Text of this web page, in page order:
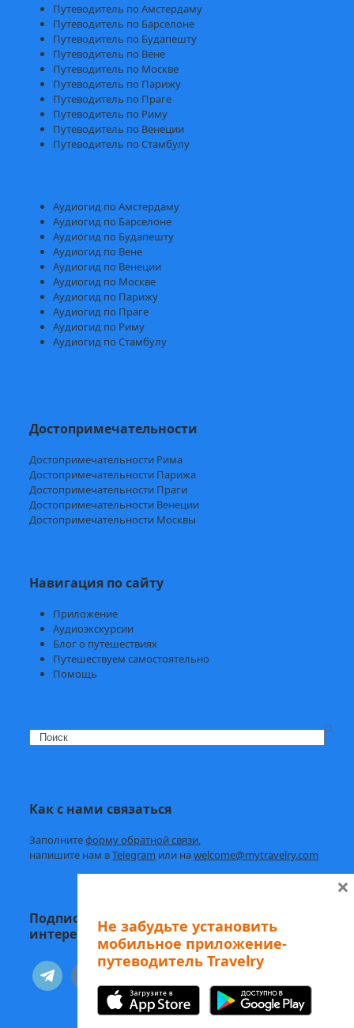
Путеводитель по Амстердаму
Путеводитель по Барселоне
Путеводитель по Будапешту
Путеводитель по Вене
Путеводитель по Москве
Путеводитель по Парижу
Путеводитель по Праге
Путеводитель по Риму
Путеводитель по Венеции
Путеводитель по Стамбулу
Аудиогид по Амстердаму
Аудиогид по Барселоне
Аудиогид по Будапешту
Аудиогид по Вене
Аудиогид по Венеции
Аудиогид по Москве
Аудиогид по Парижу
Аудиогид по Праге
Аудиогид по Риму
Аудиогид по Стамбулу
Достопримечательности
Достопримечательности Рима
Достопримечательности Парижа
Достопримечательности Праги
Достопримечательности Венеции
Достопримечательности Москвы
Навигация по сайту
Приложение
Аудиоэкскурсии
Блог о путешествиях
Путешествуем самостоятельно
Помощь
Search
Как с нами связаться
Заполнитеформу обратной связи,
напишите нам вTelegram или наwelcome@mytravelry.com
Подписывайтесь на Travelry — с нами
интересно и полезно!
telegramvkontakte
Не забудьте установить
мобильное приложение-
путеводитель Travelry
×